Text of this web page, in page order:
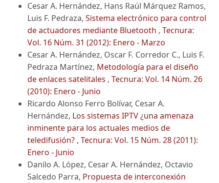
Cesar A. Hernández, Hans Raúl Márquez Ramos,
Luis F. Pedraza, Sistema electrónico para control
de actuadores mediante Bluetooth , Tecnura:
Vol. 16 Núm. 31 (2012): Enero - Marzo
Cesar A. Hernández, Oscar F. Corredor C., Luis F.
Pedraza Martínez, Metodología para el diseño
de enlaces satelitales , Tecnura: Vol. 14 Núm. 26
(2010): Enero - Junio
Ricardo Alonso Ferro Bolívar, Cesar A.
Hernández, Los sistemas IPTV ¿una amenaza
inminente para los actuales medios de
teledifusión? , Tecnura: Vol. 15 Núm. 28 (2011):
Enero - Junio
Danilo A. López, Cesar A. Hernández, Octavio
Salcedo Parra, Propuesta de interconexión